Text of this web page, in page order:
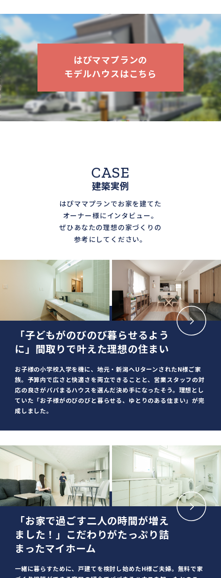
はぴママプランの
モデルハウスはこちら
CASE
建築実例
はぴママプランでお家を建てた
オーナー様にインタビュー。
ぜひあなたの理想の家づくりの
参考にしてください。
「子どもがのびのび暮らせるよう
に」間取りで叶えた理想の住まい
お子様の小学校入学を機に、地元・新潟へUターンされたN様ご家
族。予算内で広さと快適さを両立できることと、営業スタッフの対
応の良さがパパまるハウスを選んだ決め手になったそう。理想とし
ていた「お子様がのびのびと暮らせる、ゆとりのある住まい」が完
成しました。
「お家で過ごす二人の時間が増え
ました！」こだわりがたっぷり詰
まったマイホーム
一緒に暮らすために、戸建てを検討し始めたH様ご夫婦。無料で家